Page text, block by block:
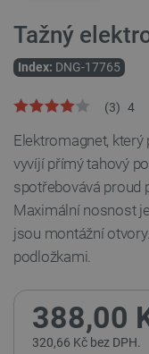
Tažný
Index: DNG-17765
4
(3)
Elektromagnet, který
vyvíjí přímý tahový
spotřebovává proud
Maximální nosnost
jsou montážní
podložkami.
388,00
320,66 Kč bez DPH.